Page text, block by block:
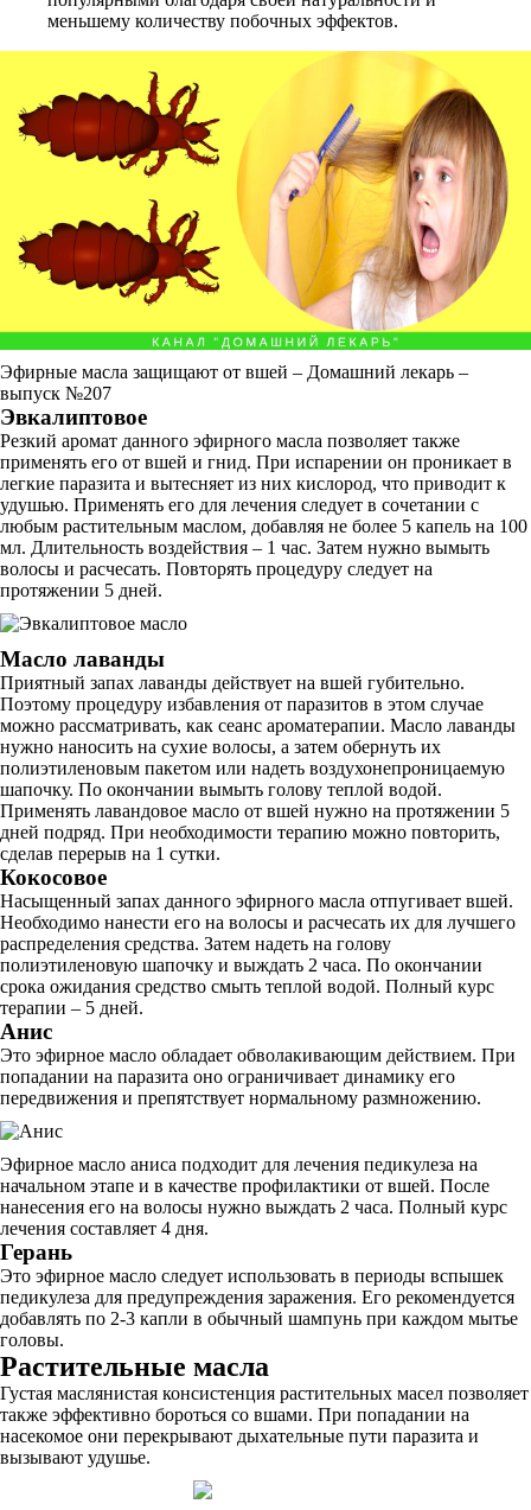
меньшему количеству побочных эффектов.
Эфирные масла защищают от вшей – Домашний лекарь –
выпуск №207
Эвкалиптовое
Резкий аромат данного эфирного масла позволяет также
применять его от вшей и гнид. При испарении он проникает в
легкие паразита и вытесняет из них кислород, что приводит к
удушью. Применять его для лечения следует в сочетании с
любым растительным маслом, добавляя не более 5 капель на 100
мл. Длительность воздействия – 1 час. Затем нужно вымыть
волосы и расчесать. Повторять процедуру следует на
протяжении 5 дней.
Масло лаванды
Приятный запах лаванды действует на вшей губительно.
Поэтому процедуру избавления от паразитов в этом случае
можно рассматривать, как сеанс ароматерапии. Масло лаванды
нужно наносить на сухие волосы, а затем обернуть их
полиэтиленовым пакетом или надеть воздухонепроницаемую
шапочку. По окончании вымыть голову теплой водой.
Применять лавандовое масло от вшей нужно на протяжении 5
дней подряд. При необходимости терапию можно повторить,
сделав перерыв на 1 сутки.
Кокосовое
Насыщенный запах данного эфирного масла отпугивает вшей.
Необходимо нанести его на волосы и расчесать их для лучшего
распределения средства. Затем надеть на голову
полиэтиленовую шапочку и выждать 2 часа. По окончании
срока ожидания средство смыть теплой водой. Полный курс
терапии – 5 дней.
Анис
Это эфирное масло обладает обволакивающим действием. При
попадании на паразита оно ограничивает динамику его
передвижения и препятствует нормальному размножению.
Эфирное масло аниса подходит для лечения педикулеза на
начальном этапе и в качестве профилактики от вшей. После
нанесения его на волосы нужно выждать 2 часа. Полный курс
лечения составляет 4 дня.
Герань
Это эфирное масло следует использовать в периоды вспышек
педикулеза для предупреждения заражения. Его рекомендуется
добавлять по 2-3 капли в обычный шампунь при каждом мытье
головы.
Растительные масла
Густая маслянистая консистенция растительных масел позволяет
также эффективно бороться со вшами. При попадании на
насекомое они перекрывают дыхательные пути паразита и
вызывают удушье.